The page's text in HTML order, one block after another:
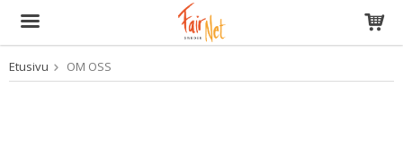
Tuote on lisätty ostoskoriin
Etusivu OM OSS